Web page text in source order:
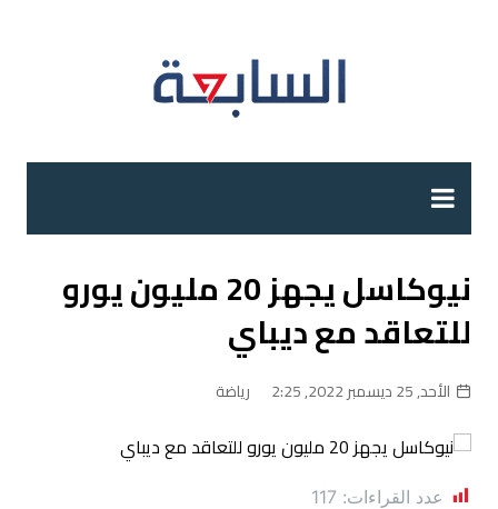
نيوكاسل يجهز 20 مليون يورو
للتعاقد مع ديباي
الأحد, 25 ديسمبر 2022, 2:25 رياضة
عدد القراءات: 117